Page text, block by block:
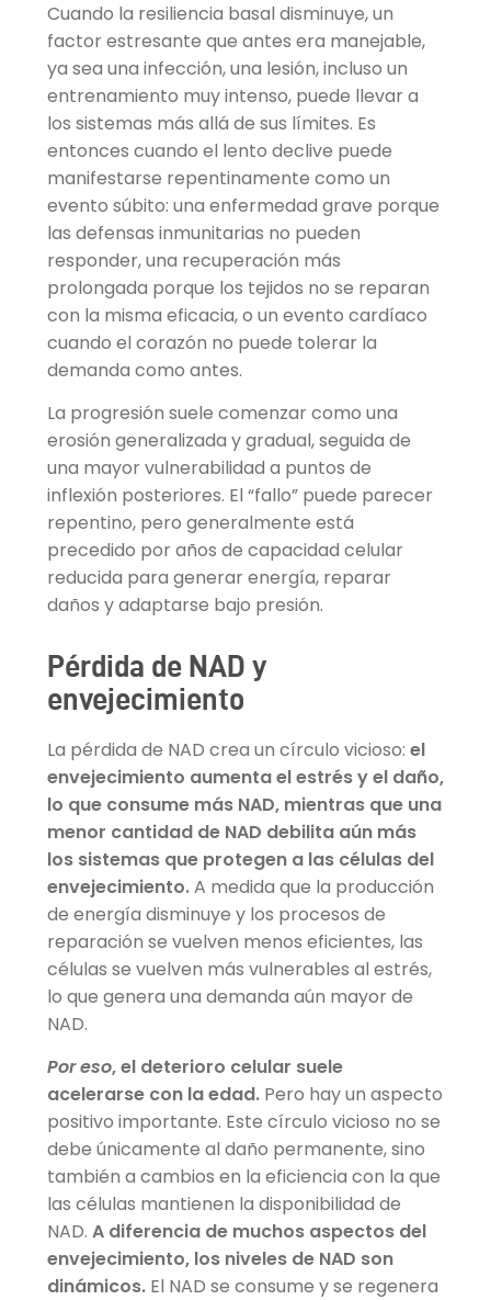
Cuando la resiliencia basal disminuye, un
factor estresante que antes era manejable,
ya sea una infección, una lesión, incluso un
entrenamiento muy intenso, puede llevar a
los sistemas más allá de sus límites. Es
entonces cuando el lento declive puede
manifestarse repentinamente como un
evento súbito: una enfermedad grave porque
las defensas inmunitarias no pueden
responder, una recuperación más
prolongada porque los tejidos no se reparan
con la misma eficacia, o un evento cardíaco
cuando el corazón no puede tolerar la
demanda como antes.
La progresión suele comenzar como una
erosión generalizada y gradual, seguida de
una mayor vulnerabilidad a puntos de
inflexión posteriores. El “fallo” puede parecer
repentino, pero generalmente está
precedido por años de capacidad celular
reducida para generar energía, reparar
daños y adaptarse bajo presión.
Pérdida de NAD y
envejecimiento
La pérdida de NAD crea un círculo vicioso: el
envejecimiento aumenta el estrés y el daño,
lo que consume más NAD, mientras que una
menor cantidad de NAD debilita aún más
los sistemas que protegen a las células del
envejecimiento.A medida que la producción
de energía disminuye y los procesos de
reparación se vuelven menos eficientes, las
células se vuelven más vulnerables al estrés,
lo que genera una demanda aún mayor de
NAD.
Por eso, el deterioro celular suele
acelerarse con la edad.Pero hay un aspecto
positivo importante. Este círculo vicioso no se
debe únicamente al daño permanente, sino
también a cambios en la eficiencia con la que
las células mantienen la disponibilidad de
NAD. A diferencia de muchos aspectos del
envejecimiento, los niveles de NAD son
dinámicos.El NAD se consume y se regenera